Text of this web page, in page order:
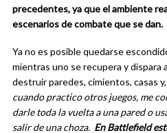
precedentes, ya que el ambiente
escenarios de combate que se dan.
Ya no es posible quedarse
mientras uno se recupera y dispara
destruir paredes, cimientos, casas
cuando practico otros juegos, me
darle toda la vuelta a una pared o
salir de una choza. En Battlefield